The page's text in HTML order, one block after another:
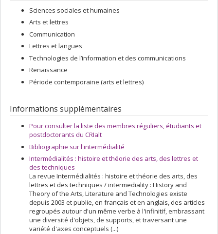
Sciences sociales et humaines
Arts et lettres
Communication
Lettres et langues
Technologies de l’information et des communications
Renaissance
Période contemporaine (arts et lettres)
Informations supplémentaires
Pour consulter la liste des membres réguliers, étudiants et
postdoctorants du CRIalt
Bibliographie sur l'intermédialité
Intermédialités : histoire et théorie des arts, des lettres et
des techniques
La revue Intermédialités : histoire et théorie des arts, des
lettres et des techniques / intermediality : History and
Theory of the Arts, Literature and Technologies existe
depuis 2003 et publie, en français et en anglais, des articles
regroupés autour d'un même verbe à l'infinitif, embrassant
une diversité d'objets, de supports, et traversant une
variété d'axes conceptuels (...)